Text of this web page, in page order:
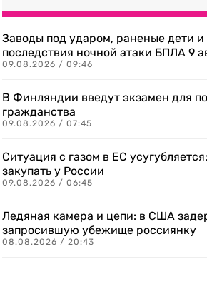
Заводы под ударом, раненые дети и
последствия ночной атаки БПЛА 9
09.08.2026 / 09:46
В Финляндии введут экзамен для
гражданства
09.08.2026 / 07:45
Ситуация с газом в ЕС
закупать у России
09.08.2026 / 06:45
Ледяная камера и цепи: в США
запросившую убежище россиянку
08.08.2026 / 20:43